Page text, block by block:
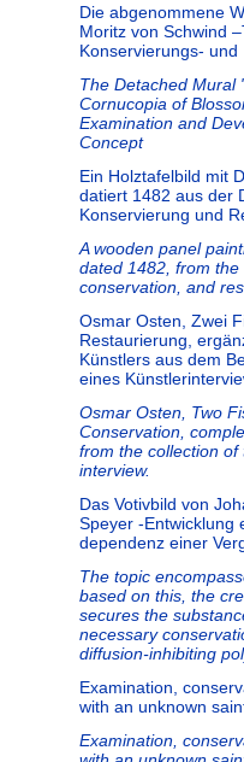
Die abgenommene
Moritz von Schwind
Konservierungs-
The Detached Mural
Cornucopia of
Examination and
Concept
Ein Holztafelbild mit
datiert 1482 aus der
Konservierung und
A wooden panel
dated 1482, from
conservation, and
Osmar Osten, Zwei
Restaurierung,
Künstlers aus dem
eines
Osmar Osten, Two
Conservation,
from the collection
interview.
Das Votivbild von
Speyer -Entwicklung
dependenz einer
The topic
based on this, the
secures the
necessary
diffusion-inhibiting
Examination,
with an unknown
Examination,